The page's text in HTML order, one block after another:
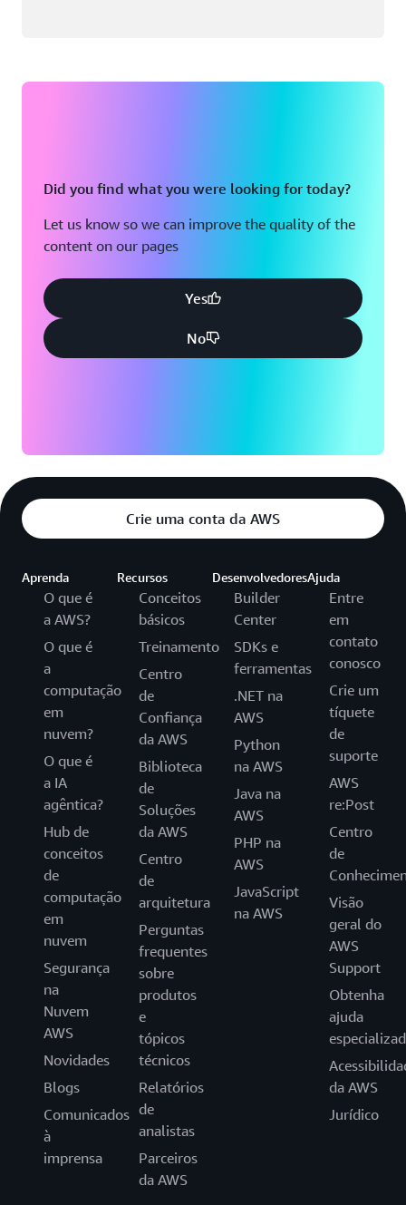
Did you find what you were looking for today?
Let us know so we can improve the quality of the
content on our pages
Yes
No
Crie uma conta da AWS
Aprenda
O que é
a AWS?
O que é
a
computação
em
nuvem?
O que é
a IA
agêntica?
Hub de
conceitos
de
computação
em
nuvem
Segurança
na
Nuvem
AWS
Novidades
Blogs
Comunicados
à
imprensa
Recursos
Conceitos
básicos
Treinamento
Centro
de
Confiança
da AWS
Biblioteca
de
Soluções
da AWS
Centro
de
arquitetura
Perguntas
frequentes
sobre
produtos
e
tópicos
técnicos
Relatórios
de
analistas
Parceiros
da AWS
Desenvolvedores
Builder
Center
SDKs e
ferramentas
.NET na
AWS
Python
na AWS
Java na
AWS
PHP na
AWS
JavaScript
na AWS
Ajuda
Entre
em
contato
conosco
Crie um
tíquete
de
suporte
AWS
re:Post
Centro
de
Visão
geral do
AWS
Support
Obtenha
ajuda
da AWS
Jurídico